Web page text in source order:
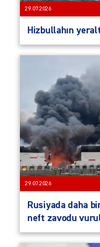
29.07.2026
Hizbullahın
29.07.2026
Rusiyada daha
neft zavodu